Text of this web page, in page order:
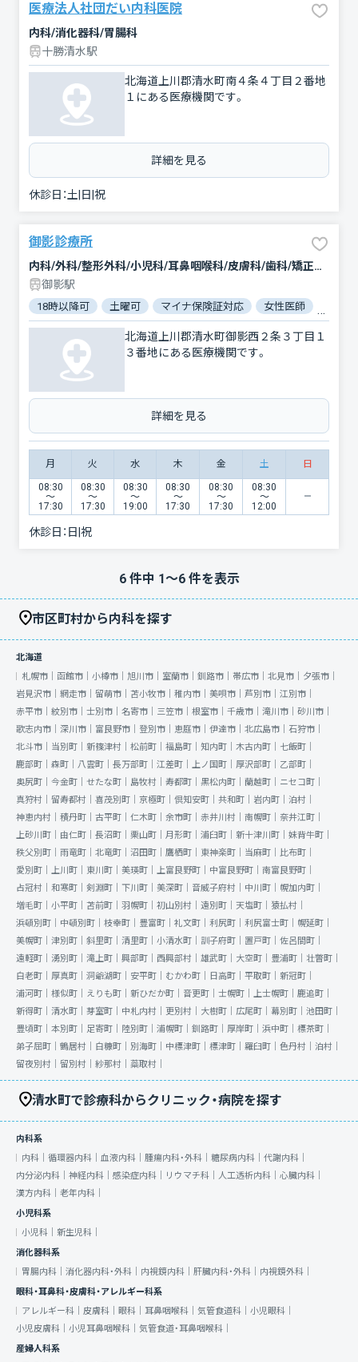
医療法人社団だい内科医院
内科/消化器科/胃腸科
十勝清水駅
北海道上川郡清水町南４条４丁目２番地
１にある医療機関です。
詳細を見る
休診日：土|日|祝
御影診療所
内科/外科/整形外科/小児科/耳鼻咽喉科/皮膚科/歯科/矯正歯科/歯科口腔外科/小児歯科
御影駅
18時以降可 土曜可 マイナ保険証対応 女性医師
北海道上川郡清水町御影西２条３丁目１
３番地にある医療機関です。
詳細を見る
月 火 水 木 金 土 日
08:30
〜
17:30
08:30
〜
17:30
08:30
〜
19:00
08:30
〜
17:30
08:30
〜
17:30
08:30
〜
12:00
休診日： 日|祝
6件中 1〜6件を表示
市区町村から内科を探す
北海道
札幌市｜ 函館市｜ 小樽市｜ 旭川市｜ 室蘭市｜ 釧路市｜ 帯広市｜ 北見市｜ 夕張市｜
岩見沢市｜ 網走市｜ 留萌市｜ 苫小牧市｜ 稚内市｜ 美唄市｜ 芦別市｜ 江別市｜
赤平市｜ 紋別市｜ 士別市｜ 名寄市｜ 三笠市｜ 根室市｜ 千歳市｜ 滝川市｜ 砂川市｜
歌志内市｜ 深川市｜ 富良野市｜ 登別市｜ 恵庭市｜ 伊達市｜ 北広島市｜ 石狩市｜
北斗市｜ 当別町｜ 新篠津村｜ 松前町｜ 福島町｜ 知内町｜ 木古内町｜ 七飯町｜
鹿部町｜ 森町｜ 八雲町｜ 長万部町｜ 江差町｜ 上ノ国町｜ 厚沢部町｜ 乙部町｜
奥尻町｜ 今金町｜ せたな町｜ 島牧村｜ 寿都町｜ 黒松内町｜ 蘭越町｜ ニセコ町｜
真狩村｜ 留寿都村｜ 喜茂別町｜ 京極町｜ 倶知安町｜ 共和町｜ 岩内町｜ 泊村｜
神恵内村｜ 積丹町｜ 古平町｜ 仁木町｜ 余市町｜ 赤井川村｜ 南幌町｜ 奈井江町｜
上砂川町｜ 由仁町｜ 長沼町｜ 栗山町｜ 月形町｜ 浦臼町｜ 新十津川町｜ 妹背牛町｜
秩父別町｜ 雨竜町｜ 北竜町｜ 沼田町｜ 鷹栖町｜ 東神楽町｜ 当麻町｜ 比布町｜
愛別町｜ 上川町｜ 東川町｜ 美瑛町｜ 上富良野町｜ 中富良野町｜ 南富良野町｜
占冠村｜ 和寒町｜ 剣淵町｜ 下川町｜ 美深町｜ 音威子府村｜ 中川町｜ 幌加内町｜
増毛町｜ 小平町｜ 苫前町｜ 羽幌町｜ 初山別村｜ 遠別町｜ 天塩町｜ 猿払村｜
浜頓別町｜ 中頓別町｜ 枝幸町｜ 豊富町｜ 礼文町｜ 利尻町｜ 利尻富士町｜ 幌延町｜
美幌町｜ 津別町｜ 斜里町｜ 清里町｜ 小清水町｜ 訓子府町｜ 置戸町｜ 佐呂間町｜
遠軽町｜ 湧別町｜ 滝上町｜ 興部町｜ 西興部村｜ 雄武町｜ 大空町｜ 豊浦町｜ 壮瞥町｜
白老町｜ 厚真町｜ 洞爺湖町｜ 安平町｜ むかわ町｜ 日高町｜ 平取町｜ 新冠町｜
浦河町｜ 様似町｜ えりも町｜ 新ひだか町｜ 音更町｜ 士幌町｜ 上士幌町｜ 鹿追町｜
新得町｜ 清水町｜ 芽室町｜ 中札内村｜ 更別村｜ 大樹町｜ 広尾町｜ 幕別町｜ 池田町｜
豊頃町｜ 本別町｜ 足寄町｜ 陸別町｜ 浦幌町｜ 釧路町｜ 厚岸町｜ 浜中町｜ 標茶町｜
弟子屈町｜ 鶴居村｜ 白糠町｜ 別海町｜ 中標津町｜ 標津町｜ 羅臼町｜ 色丹村｜ 泊村｜
留夜別村｜ 留別村｜ 紗那村｜ 蘂取村｜
清水町で診療科からクリニック・病院を探す
内科系
内科｜ 循環器内科｜ 血液内科｜ 腫瘍内科・外科｜ 糖尿病内科｜ 代謝内科｜
内分泌内科｜ 神経内科｜ 感染症内科｜ リウマチ科｜ 人工透析内科｜ 心臓内科｜
漢方内科｜ 老年内科｜
小児科系
小児科｜ 新生児科｜
消化器科系
胃腸内科｜ 消化器内科・外科｜ 内視鏡内科｜ 肝臓内科・外科｜ 内視鏡外科｜
眼科・耳鼻科・皮膚科・アレルギー科系
アレルギー科｜ 皮膚科｜ 眼科｜ 耳鼻咽喉科｜ 気管食道科｜ 小児眼科｜
小児皮膚科｜ 小児耳鼻咽喉科｜ 気管食道・耳鼻咽喉科｜
産婦人科系